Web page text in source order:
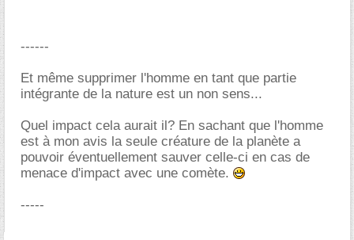
------
Et même supprimer l'homme en tant que partie
intégrante de la nature est un non sens...
Quel impact cela aurait il? En sachant que l'homme
est à mon avis la seule créature de la planète a
pouvoir éventuellement sauver celle-ci en cas de
menace d'impact avec une comète.
-----